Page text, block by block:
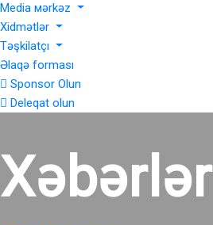
Media мərkəz
Xidmətlər
Təşkilatçı
Əlaqə forması
Sponsor Olun
Deleqat olun
Xəbərlər